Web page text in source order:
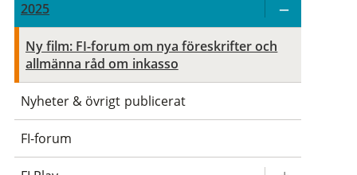
2025
Ny film: FI-forum om nya föreskrifter och
allmänna råd om inkasso
Nyheter & övrigt publicerat
FI-forum